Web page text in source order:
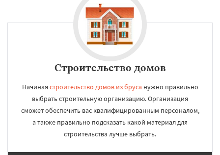
Строительство домов
Начиная строительство домов из бруса нужно правильно
выбрать строительную организацию. Организация
сможет обеспечить вас квалифицированным персоналом,
а также правильно подсказать какой материал для
строительства лучше выбрать.